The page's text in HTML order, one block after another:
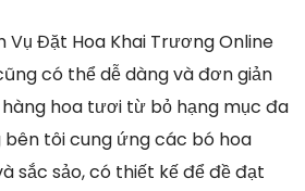
Vụ Đặt Hoa Khai Trương Online
có thể dễ dàng và đơn giản
hoa tươi từ bỏ hạng mục đa
bên tôi cung ứng các bó hoa
sắc sảo, có thiết kế để đề đạt